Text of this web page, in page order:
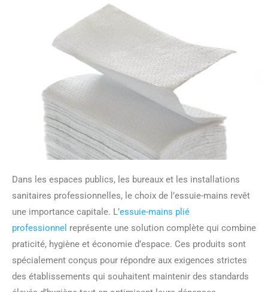
Dans les espaces publics, les bureaux et les installations
sanitaires professionnelles, le choix de l’essuie-mains revêt
une importance capitale. L’essuie-mains plié
professionnel représente une solution complète qui combine
praticité, hygiène et économie d’espace. Ces produits sont
spécialement conçus pour répondre aux exigences strictes
des établissements qui souhaitent maintenir des standards